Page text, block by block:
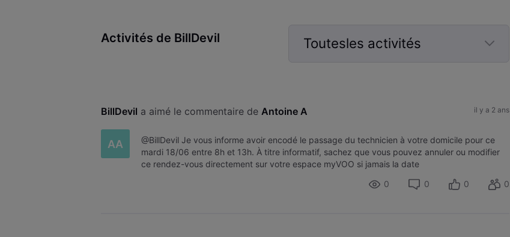
Activités de BillDevil
Toutesles activités
BillDevil a aimé le commentaire de Antoine A il y a 2 ans
AA
@BillDevil Je vous informe avoir encodé le passage du technicien à votre domicile pour ce
mardi 18/06 entre 8h et 13h. À titre informatif, sachez que vous pouvez annuler ou modifier
ce rendez-vous directement sur votre espace myVOO si jamais la date
0
0 0 0